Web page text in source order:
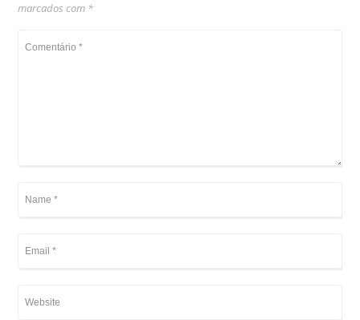
marcados com *